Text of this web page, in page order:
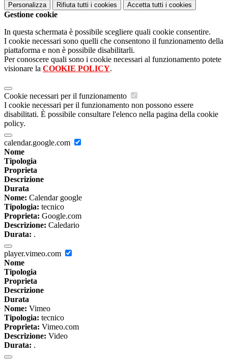
Personalizza Rifiuta tutti i cookies Accetta tutti i cookies
Gestione cookie
In questa schermata è possibile scegliere quali cookie consentire.
I cookie necessari sono quelli che consentono il funzionamento della
piattaforma e non è possibile disabilitarli.
Per conoscere quali sono i cookie necessari al funzionamento potete
visionare la COOKIE POLICY.
Cookie necessari per il funzionamento
I cookie necessari per il funzionamento non possono essere
disabilitati. È possibile consultare l'elenco nella pagina della cookie
policy.
calendar.google.com
Nome
Tipologia
Proprieta
Descrizione
Durata
Nome: Calendar google
Tipologia: tecnico
Proprieta: Google.com
Descrizione: Caledario
Durata: .
player.vimeo.com
Nome
Tipologia
Proprieta
Descrizione
Durata
Nome: Vimeo
Tipologia: tecnico
Proprieta: Vimeo.com
Descrizione: Video
Durata: .